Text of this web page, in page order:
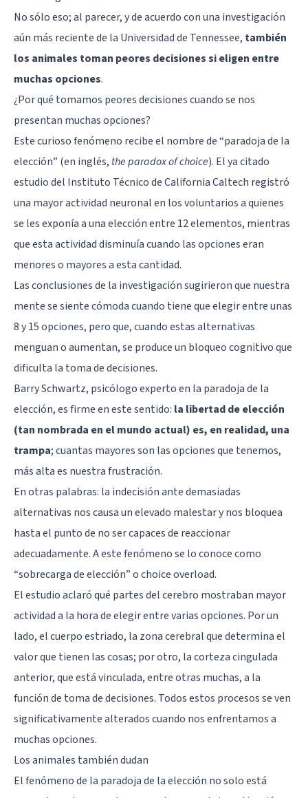
No sólo eso; al parecer, y de acuerdo con una investigación
aún más reciente de la Universidad de Tennessee, también
los animales toman peores decisiones si eligen entre
muchas opciones.
¿Por qué tomamos peores decisiones cuando se nos
presentan muchas opciones?
Este curioso fenómeno recibe el nombre de “paradoja de la
elección” (en inglés, the paradox of choice). El ya citado
estudio del Instituto Técnico de California Caltech registró
una mayor actividad neuronal en los voluntarios a quienes
se les exponía a una elección entre 12 elementos, mientras
que esta actividad disminuía cuando las opciones eran
menores o mayores a esta cantidad.
Las conclusiones de la investigación sugirieron que nuestra
mente se siente cómoda cuando tiene que elegir entre unas
8 y 15 opciones, pero que, cuando estas alternativas
menguan o aumentan, se produce un bloqueo cognitivo que
dificulta la toma de decisiones.
Barry Schwartz, psicólogo experto en la paradoja de la
elección, es firme en este sentido: la libertad de elección
(tan nombrada en el mundo actual) es, en realidad, una
trampa; cuantas mayores son las opciones que tenemos,
más alta es nuestra frustración.
En otras palabras: la indecisión ante demasiadas
alternativas nos causa un elevado malestar y nos bloquea
hasta el punto de no ser capaces de reaccionar
adecuadamente. A este fenómeno se lo conoce como
“sobrecarga de elección” o choice overload.
El estudio aclaró qué partes del cerebro mostraban mayor
actividad a la hora de elegir entre varias opciones. Por un
lado, elcuerpo estriado, la zona cerebral que determina el
valor que tienen las cosas; por otro, lacorteza cingulada
anterior, que está vinculada, entre otras muchas, a la
función de toma de decisiones. Todos estos procesos se ven
significativamente alterados cuando nos enfrentamos a
muchas opciones.
Los animales también dudan
El fenómeno de la paradoja de la elección no solo está